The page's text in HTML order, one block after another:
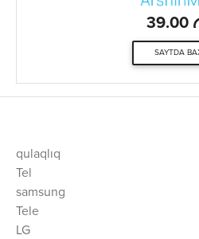
39.00
SAYTDA
qulaqlıq
Tel
samsung
Tele
LG